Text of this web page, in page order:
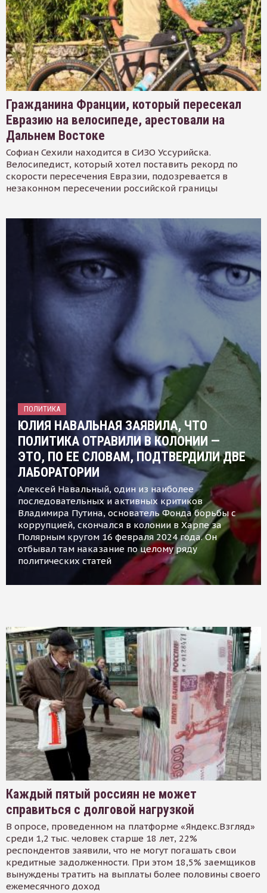
Гражданина Франции, который пересекал
Евразию на велосипеде, арестовали на
Дальнем Востоке
Софиан Сехили находится в СИЗО Уссурийска.
Велосипедист, который хотел поставить рекорд по
скорости пересечения Евразии, подозревается в
незаконном пересечении российской границы
ПОЛИТИКА
ЮЛИЯ НАВАЛЬНАЯ ЗАЯВИЛА, ЧТО
ПОЛИТИКА ОТРАВИЛИ В КОЛОНИИ —
ЭТО, ПО ЕЕ СЛОВАМ, ПОДТВЕРДИЛИ ДВЕ
ЛАБОРАТОРИИ
Алексей Навальный, один из наиболее
последовательных и активных критиков
Владимира Путина, основатель Фонда борьбы с
коррупцией, скончался в колонии в Харпе за
Полярным кругом 16 февраля 2024 года. Он
отбывал там наказание по целому ряду
политических статей
Каждый пятый россиян не может
справиться с долговой нагрузкой
В опросе, проведенном на платформе «Яндекс.Взгляд»
среди 1,2 тыс. человек старше 18 лет, 22%
респондентов заявили, что не могут погашать свои
кредитные задолженности. При этом 18,5% заемщиков
вынуждены тратить на выплаты более половины своего
ежемесячного доход